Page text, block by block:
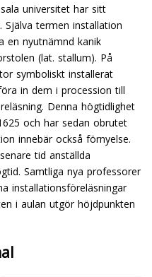
universitet har sitt
ter­men installation
en nyutnämnd kanik
(lat. stallum). På
symboliskt installerat
in dem i procession till
Denna högtidlig­het
och har sedan obrutet
innebär också förnyelse.
tid anställda
Samt­liga nya professorer
installationsföreläsningar
i aulan utgör höjdpunkten